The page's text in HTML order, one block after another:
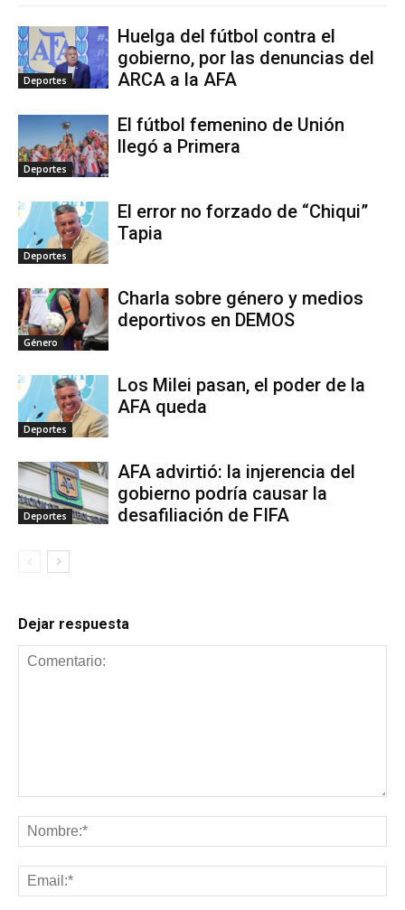
Deportes
Huelga del fútbol contra el
gobierno, por las denuncias del
ARCA a la AFA
Deportes
El fútbol femenino de Unión
llegó a Primera
Deportes
El error no forzado de “Chiqui”
Tapia
Género
Charla sobre género y medios
deportivos en DEMOS
Deportes
Los Milei pasan, el poder de la
AFA queda
Deportes
AFA advirtió: la injerencia del
gobierno podría causar la
desafiliación de FIFA
Dejar respuesta